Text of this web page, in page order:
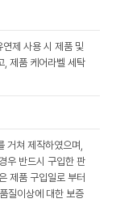
제 사용 시 제품 및
, 제품 케어라벨 세탁
거쳐 제작하였으며,
우 반드시 구입한 판
제품 구입일로 부터
질이상에 대한 보증